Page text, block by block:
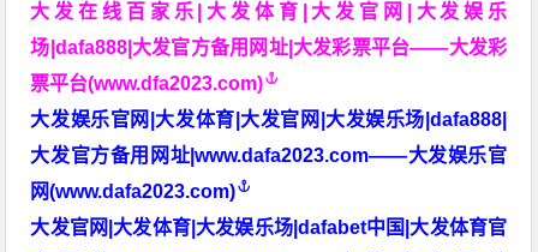
大发在线百家乐|大发体育|大发官网|大发娱乐
场|dafa888|大发官方备用网址|大发彩票平台——大发彩
票平台(www.dfa2023.com)
大发娱乐官网|大发体育|大发官网|大发娱乐场|dafa888|
大发官方备用网址|www.dafa2023.com——大发娱乐官
网(www.dafa2023.com)
大发官网|大发体育|大发娱乐场|dafabet中国|大发体育官